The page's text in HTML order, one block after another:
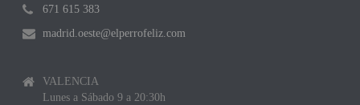
671 615 383
madrid.oeste@elperrofeliz.com
VALENCIA
Lunes a Sábado 9 a 20:30h